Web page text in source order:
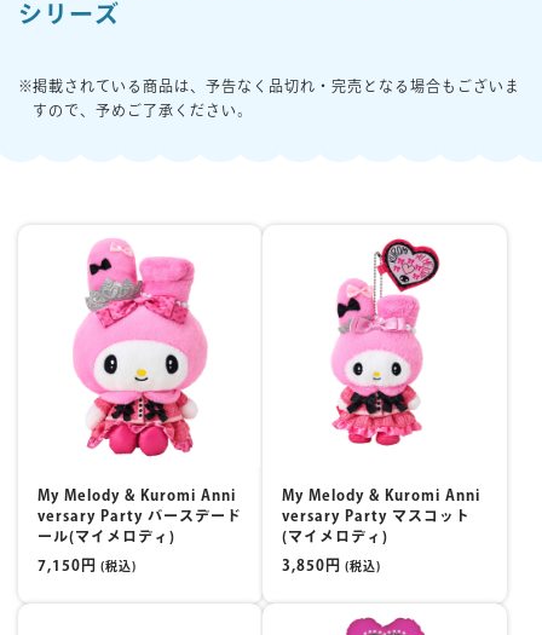
よくあるご質問
イベント
シリーズ
掲載されている商品は、予告なく品切れ・完売となる場合もございま
すので、予めご了承ください。
My Melody & Kuromi Anni
versary Party バースデード
ール(マイメロディ)
7,150円 (税込)
My Melody & Kuromi Anni
versary Party マスコット
(マイメロディ)
3,850円 (税込)